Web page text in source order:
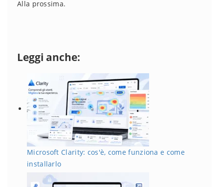
Alla prossima.
Leggi anche:
Microsoft Clarity: cos'è, come funziona e come
installarlo